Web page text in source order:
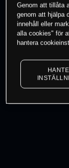
Priserna är
Genom att tillåta
genom att hjälpa
innehåll eller
alla cookies" för
hantera